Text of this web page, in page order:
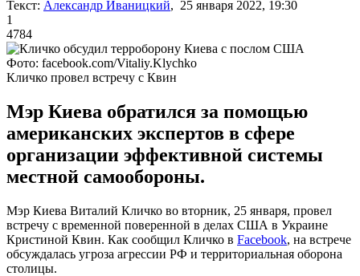
Текст: Александр Иваницкий, 25 января 2022, 19:30
1
4784
Фото: facebook.com/Vitaliy.Klychko
Кличко провел встречу с Квин
Мэр Киева обратился за помощью
американских экспертов в сфере
организации эффективной системы
местной самообороны.
Мэр Киева Виталий Кличко во вторник, 25 января, провел
встречу с временной поверенной в делах США в Украине
Кристиной Квин. Как сообщил Кличко в Facebook, на встрече
обсуждалась угроза агрессии РФ и территориальная оборона
столицы.